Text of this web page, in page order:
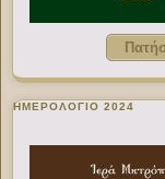
ΗΜΕΡΟΛΟΓΙΟ 2024